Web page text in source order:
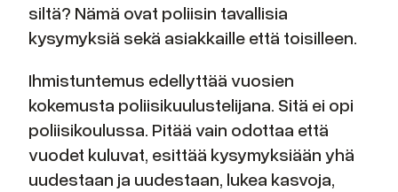
siltä? Nämä ovat poliisin tavallisia
kysymyksiä sekä asiakkaille että toisilleen.
Ihmistuntemus edellyttää vuosien
kokemusta poliisikuulustelijana. Sitä ei opi
poliisikoulussa. Pitää vain odottaa että
vuodet kuluvat, esittää kysymyksiään yhä
uudestaan ja uudestaan, lukea kasvoja,